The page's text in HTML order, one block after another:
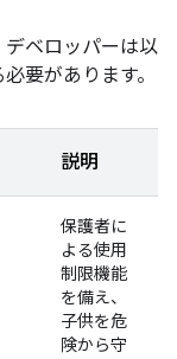
ベロッパーは以
要があります。
説明
保護者に
よる使用
制限機能
を備え、
子供を危
険から守